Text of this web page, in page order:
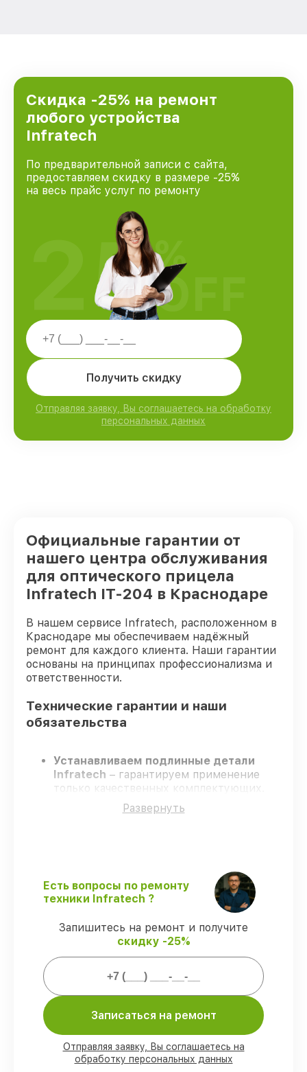
Скидка -25% на ремонт
любого устройства
Infratech
По предварительной записи с сайта,
предоставляем скидку в размере -25%
на весь прайс услуг по ремонту
Получить скидку
Отправляя заявку, Вы соглашаетесь на обработку
персональных данных
25%
OFF
Официальные гарантии от
нашего центра обслуживания
для оптического прицела
Infratech IT-204 в Краснодаре
В нашем сервисе Infratech, расположенном в
Краснодаре мы обеспечиваем надёжный
ремонт для каждого клиента. Наши гарантии
основаны на принципах профессионализма и
ответственности.
Технические гарантии и наши
обязательства
Устанавливаем подлинные детали
Infratech – гарантируем применение
только качественных комплектующих.
Опытные мастера
постоянное обучение, что гарантирует
оптического прицела Infratech IT-204 в
оговоренные сроки.
Поддержка после ремонта – все
ремонтные услуги и комплектующие
защищены сервисной гарантией.
Мы гарантируем:
присутствии
90%
запчастей Infratech есть в наличии
в мастерской или на складе в
Краснодаре, остальные поступают
Развернуть
Есть вопросы по ремонту
техники Infratech ?
Запишитесь на ремонт и получите
скидку -25%
Записаться на ремонт
Отправляя заявку, Вы соглашаетесь на
обработку персональных данных